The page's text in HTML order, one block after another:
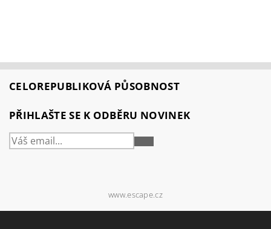
CELOREPUBLIKOVÁ PŮSOBNOST
PŘIHLAŠTE SE K ODBĚRU NOVINEK
PŘIHLÁSIT
www.escape.cz